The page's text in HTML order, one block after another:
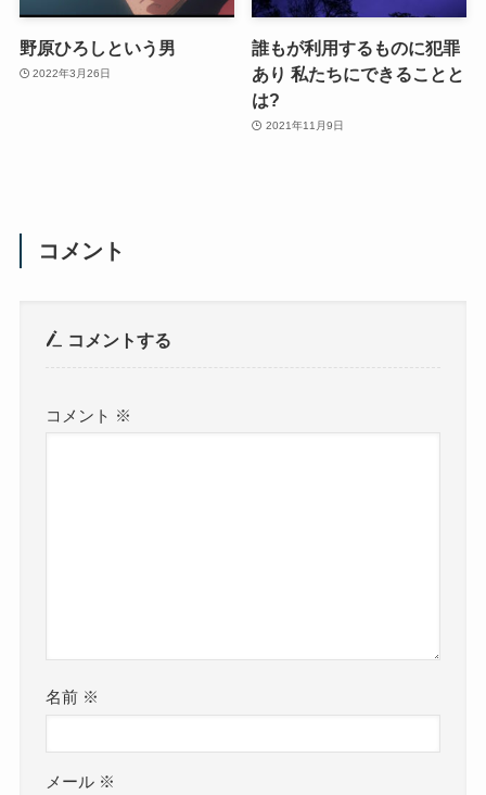
野原ひろしという男
2022年3月26日
誰もが利用するものに犯罪
あり 私たちにできることと
は?
2021年11月9日
コメント
コメントする
コメント ※
名前 ※
メール ※